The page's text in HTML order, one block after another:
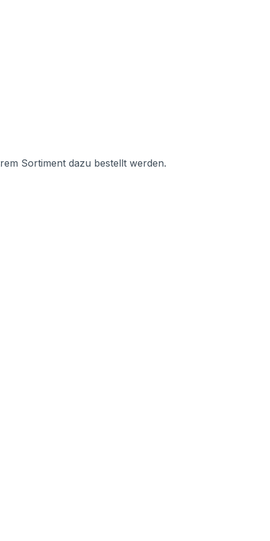
Sortiment dazu bestellt werden.